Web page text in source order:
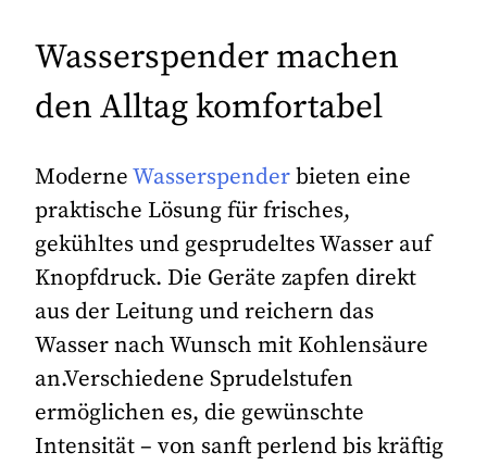
Wasserspender machen
den Alltag komfortabel
ModerneWasserspenderbieten eine
praktische Lösung für frisches,
gekühltes und gesprudeltes Wasser auf
Knopfdruck. Die Geräte zapfen direkt
aus der Leitung und reichern das
Wasser nach Wunsch mit Kohlensäure
an.Verschiedene Sprudelstufen
ermöglichen es, die gewünschte
Intensität – von sanft perlend bis kräftig